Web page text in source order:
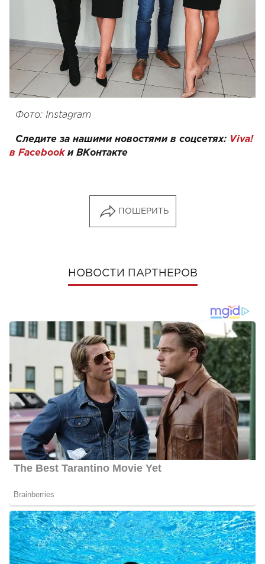
Фото: Instagram
Следите за нашими новостями в соцсетях: Viva!
в Facebookи ВКонтакте
ПОШЕРИТЬ
НОВОСТИ ПАРТНЕРОВ